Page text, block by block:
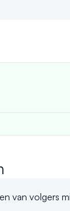
van volgers